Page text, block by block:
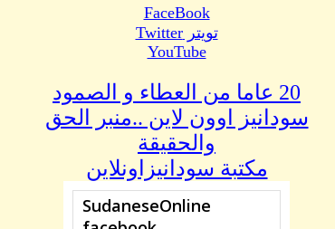
FaceBook
تويتر Twitter
YouTube
20 عاما من العطاء و الصمود
سودانيز اوون لاين ..منبر الحق
والحقيقة
مكتبة سودانيزاونلاين